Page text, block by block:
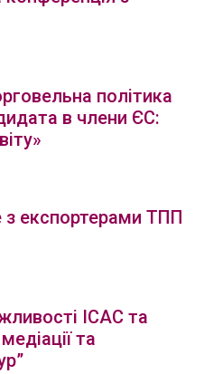
політика
в члени ЄС:
з експортерами ТПП
ІСAС та
та